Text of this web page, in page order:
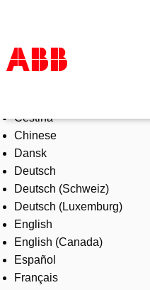
Products & Solutions
Industries
Services
About us
Where to buy
Contact us
Careers
Čeština
Chinese
Dansk
Deutsch
Deutsch (Schweiz)
Deutsch (Luxemburg)
English
English (Canada)
Español
Français